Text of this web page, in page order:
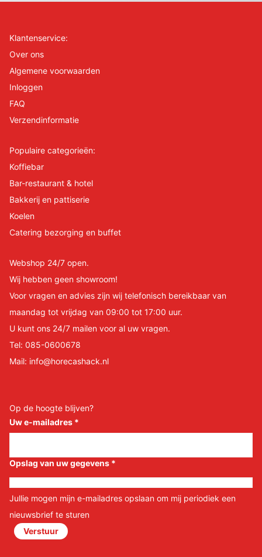
Klantenservice:
Over ons
Algemene voorwaarden
Inloggen
FAQ
Verzendinformatie
Populaire categorieën:
Koffiebar
Bar-restaurant & hotel
Bakkerij en pattiserie
Koelen
Catering bezorging en buffet
Webshop 24/7 open.
Wij hebben geen showroom!
Voor vragen en advies zijn wij telefonisch bereikbaar van
maandag tot vrijdag van 09:00 tot 17:00 uur.
U kunt ons 24/7 mailen voor al uw vragen.
Tel: 085-0600678
Mail: info@horecashack.nl
Op de hoogte blijven?
Uw e-mailadres *
Opslag van uw gegevens *
Jullie mogen mijn e-mailadres opslaan om mij periodiek een
nieuwsbrief te sturen
Verstuur